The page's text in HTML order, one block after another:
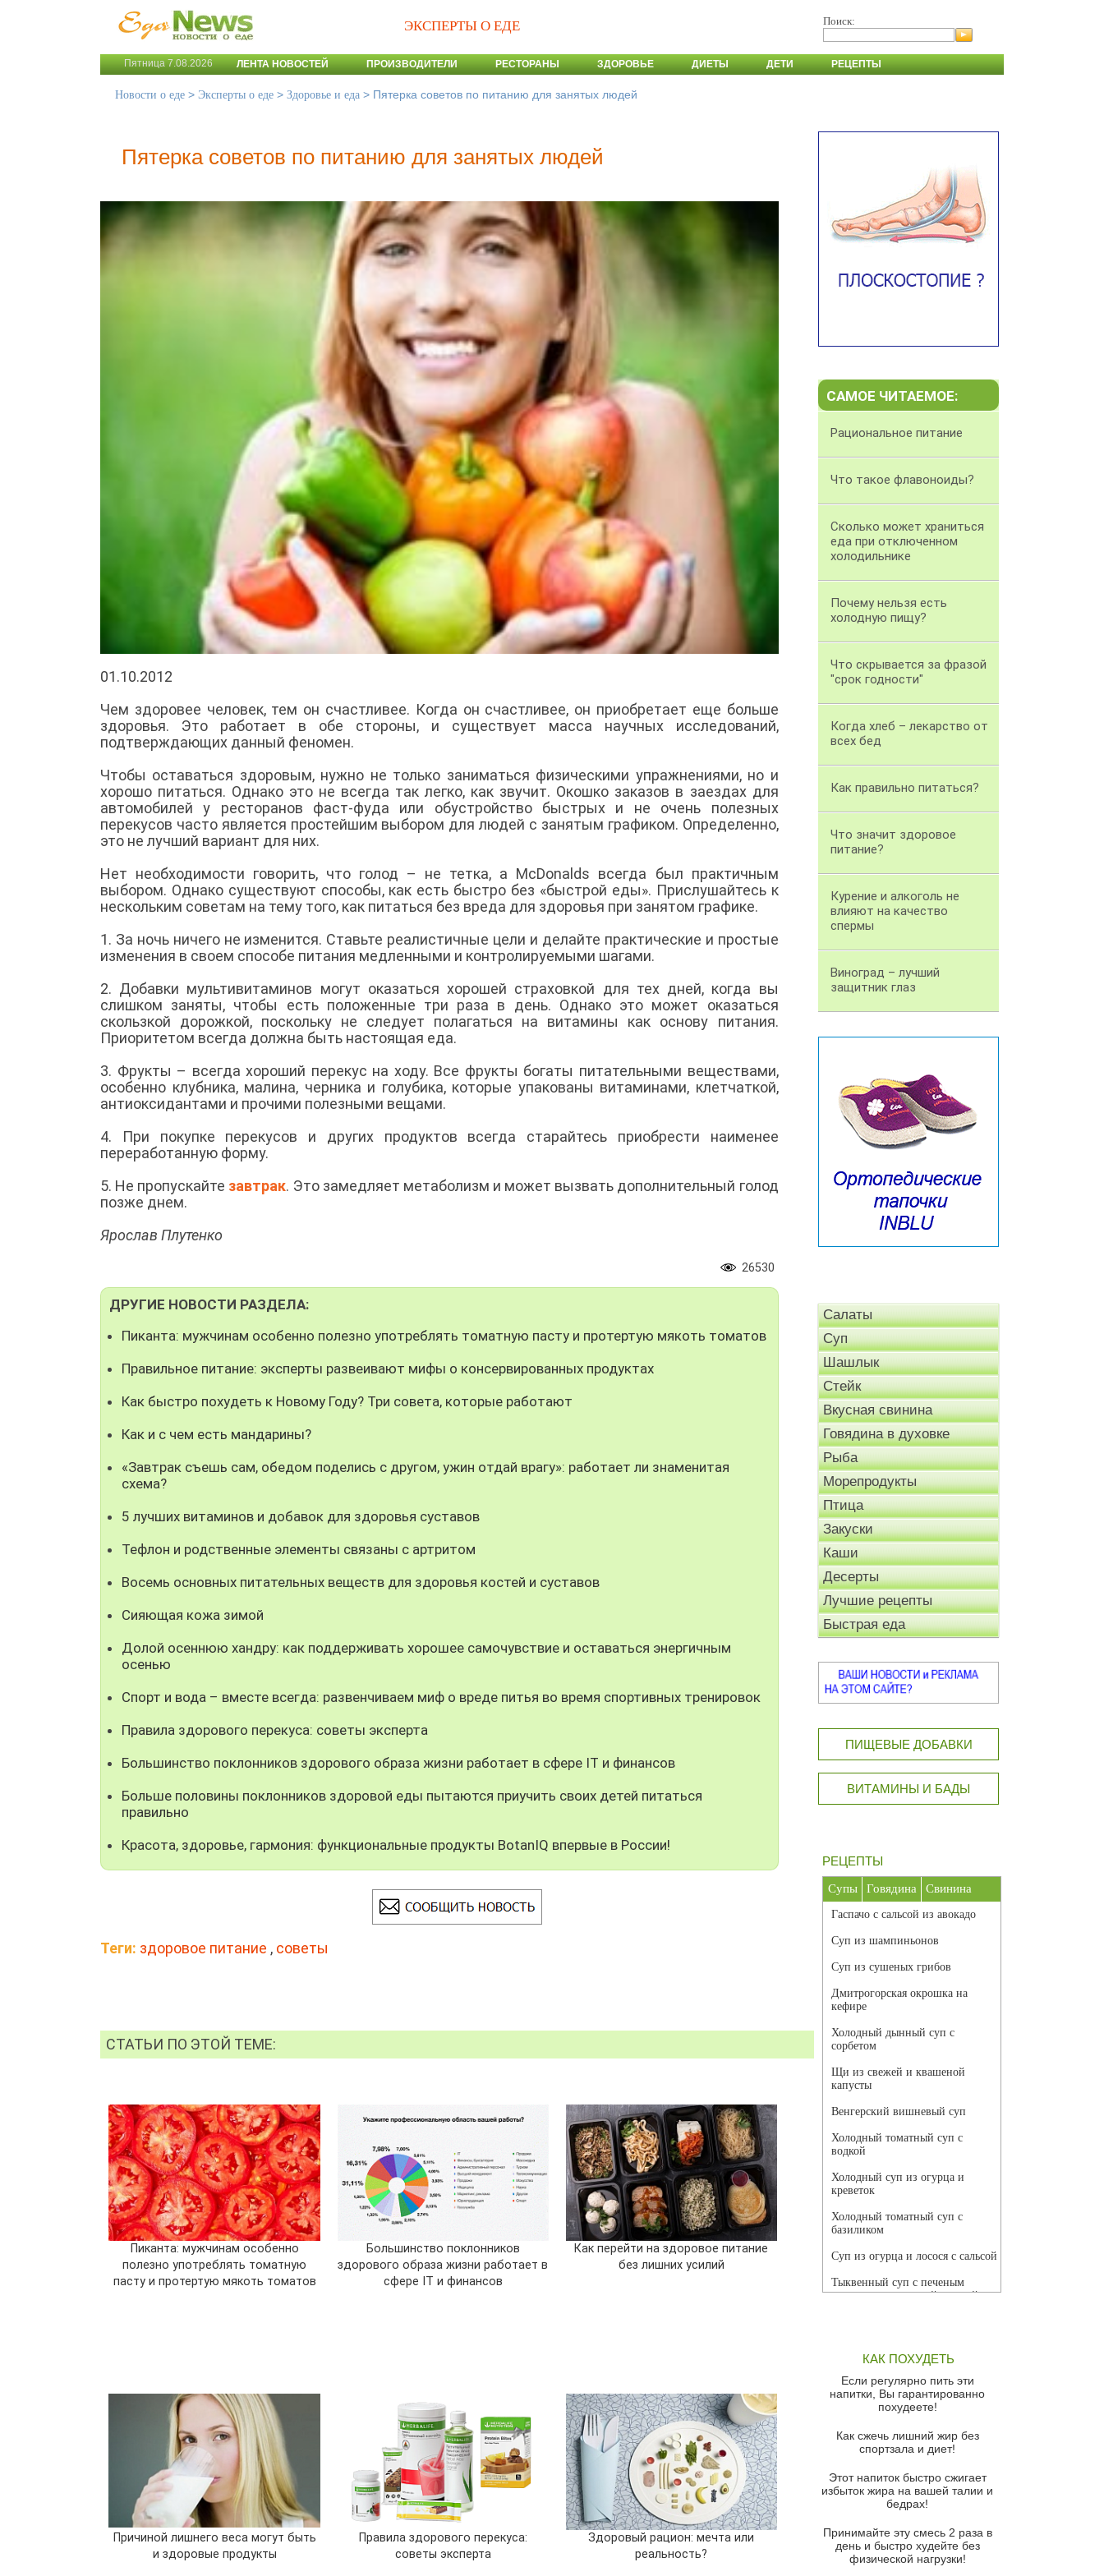
ЭКСПЕРТЫ О ЕДЕ Поиск:
Пятница 7.08.2026 ЛЕНТА НОВОСТЕЙ ПРОИЗВОДИТЕЛИ РЕСТОРАНЫ ЗДОРОВЬЕ ДИЕТЫ ДЕТИ РЕЦЕПТЫ
Новости о еде > Эксперты о еде > Здоровье и еда > Пятерка советов по питанию для занятых людей
Пятерка советов по питанию для занятых людей
01.10.2012
Чем здоровее человек, тем он счастливее. Когда он счастливее, он приобретает еще больше
здоровья. Это работает в обе стороны, и существует масса научных исследований,
подтверждающих данный феномен.
Чтобы оставаться здоровым, нужно не только заниматься физическими упражнениями, но и
хорошо питаться. Однако это не всегда так легко, как звучит. Окошко заказов в заездах для
автомобилей у ресторанов фаст-фуда или обустройство быстрых и не очень полезных
перекусов часто является простейшим выбором для людей с занятым графиком. Определенно,
это не лучший вариант для них.
Нет необходимости говорить, что голод – не тетка, а McDonalds всегда был практичным
выбором. Однако существуют способы, как есть быстро без «быстрой еды». Прислушайтесь к
нескольким советам на тему того, как питаться без вреда для здоровья при занятом графике.
1. За ночь ничего не изменится. Ставьте реалистичные цели и делайте практические и простые
изменения в своем способе питания медленными и контролируемыми шагами.
2. Добавки мультивитаминов могут оказаться хорошей страховкой для тех дней, когда вы
слишком заняты, чтобы есть положенные три раза в день. Однако это может оказаться
скользкой дорожкой, поскольку не следует полагаться на витамины как основу питания.
Приоритетом всегда должна быть настоящая еда.
3. Фрукты – всегда хороший перекус на ходу. Все фрукты богаты питательными веществами,
особенно клубника, малина, черника и голубика, которые упакованы витаминами, клетчаткой,
антиоксидантами и прочими полезными вещами.
4. При покупке перекусов и других продуктов всегда старайтесь приобрести наименее
переработанную форму.
5. Не пропускайте завтрак. Это замедляет метаболизм и может вызвать дополнительный голод
позже днем.
Ярослав Плутенко
26530
ДРУГИЕ НОВОСТИ РАЗДЕЛА:
Пиканта: мужчинам особенно полезно употреблять томатную пасту и протертую мякоть томатов
Правильное питание: эксперты развеивают мифы о консервированных продуктах
Как быстро похудеть к Новому Году? Три совета, которые работают
Как и с чем есть мандарины?
«Завтрак съешь сам, обедом поделись с другом, ужин отдай врагу»: работает ли знаменитая
схема?
5 лучших витаминов и добавок для здоровья суставов
Тефлон и родственные элементы связаны с артритом
Восемь основных питательных веществ для здоровья костей и суставов
Сияющая кожа зимой
Долой осеннюю хандру: как поддерживать хорошее самочувствие и оставаться энергичным
осенью
Спорт и вода – вместе всегда: развенчиваем миф о вреде питья во время спортивных тренировок
Правила здорового перекуса: советы эксперта
Большинство поклонников здорового образа жизни работает в сфере IT и финансов
Больше половины поклонников здоровой еды пытаются приучить своих детей питаться
правильно
Красота, здоровье, гармония: функциональные продукты BotanIQ впервые в России!
Теги: здоровое питание , советы
СТАТЬИ ПО ЭТОЙ ТЕМЕ:
Пиканта: мужчинам особенно
полезно употреблять томатную
пасту и протертую мякоть томатов
Большинство поклонников
здорового образа жизни работает в
сфере IT и финансов
Как перейти на здоровое питание
без лишних усилий
Причиной лишнего веса могут быть
и здоровые продукты
Правила здорового перекуса:
советы эксперта
Здоровый рацион: мечта или
реальность?
САМОЕ ЧИТАЕМОЕ:
Рациональное питание
Что такое флавоноиды?
Сколько может храниться
еда при отключенном
холодильнике
Почему нельзя есть
холодную пищу?
Что скрывается за фразой
"срок годности"
Когда хлеб – лекарство от
всех бед
Как правильно питаться?
Что значит здоровое
питание?
Курение и алкоголь не
влияют на качество
спермы
Виноград – лучший
защитник глаз
Салаты
Суп
Шашлык
Стейк
Вкусная свинина
Говядина в духовке
Рыба
Морепродукты
Птица
Закуски
Каши
Десерты
Лучшие рецепты
Быстрая еда
ПИЩЕВЫЕ ДОБАВКИ
ВИТАМИНЫ И БАДЫ
РЕЦЕПТЫ
Супы Говядина Свинина
Гаспачо с сальсой из авокадо
Суп из шампиньонов
Суп из сушеных грибов
Дмитрогорская окрошка на
кефире
Холодный дынный суп с
сорбетом
Щи из свежей и квашеной
капусты
Венгерский вишневый суп
Холодный томатный суп с
водкой
Холодный суп из огурца и
креветок
Холодный томатный суп с
базиликом
Суп из огурца и лосося с сальсой
Тыквенный суп с печеным
чесноком и томатной сальсой
красного перца
Парижский луковый суп
Суп из спаржи и горошка с
Суп-крем из цветной капусты
Французский луковый суп
Суп из баклажанов с моцареллой
Грибной крем-суп с кростини с
козьим сыром
КАК ПОХУДЕТЬ
Если регулярно пить эти
напитки, Вы гарантированно
похудеете!
Как сжечь лишний жир без
спортзала и диет!
Этот напиток быстро сжигает
избыток жира на вашей талии и
бедрах!
Принимайте эту смесь 2 раза в
день и быстро худейте без
физической нагрузки!